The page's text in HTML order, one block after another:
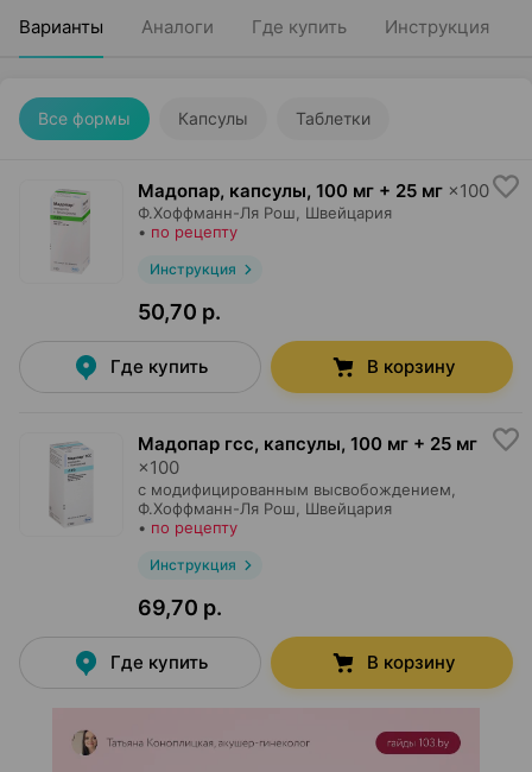
Варианты Аналоги Где купить Инструкция
Все формы Капсулы Таблетки
Мадопар, капсулы, 100 мг + 25 мг ×100
Ф.Хоффманн-Ля Рош , Швейцария
• по рецепту
Инструкция
50,70 р.
Где купить В корзину
Мадопар гсс, капсулы, 100 мг + 25 мг
×100
с модифицированным высвобождением,
Ф.Хоффманн-Ля Рош , Швейцария
• по рецепту
Инструкция
69,70 р.
Где купить В корзину